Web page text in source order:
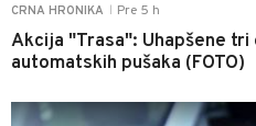
CRNA HRONIKA Pre 5 h
Akcija "Trasa": Uhapšene
automatskih pušaka (FOTO)